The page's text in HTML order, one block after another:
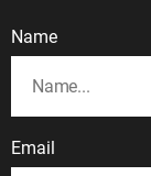
Name
Email